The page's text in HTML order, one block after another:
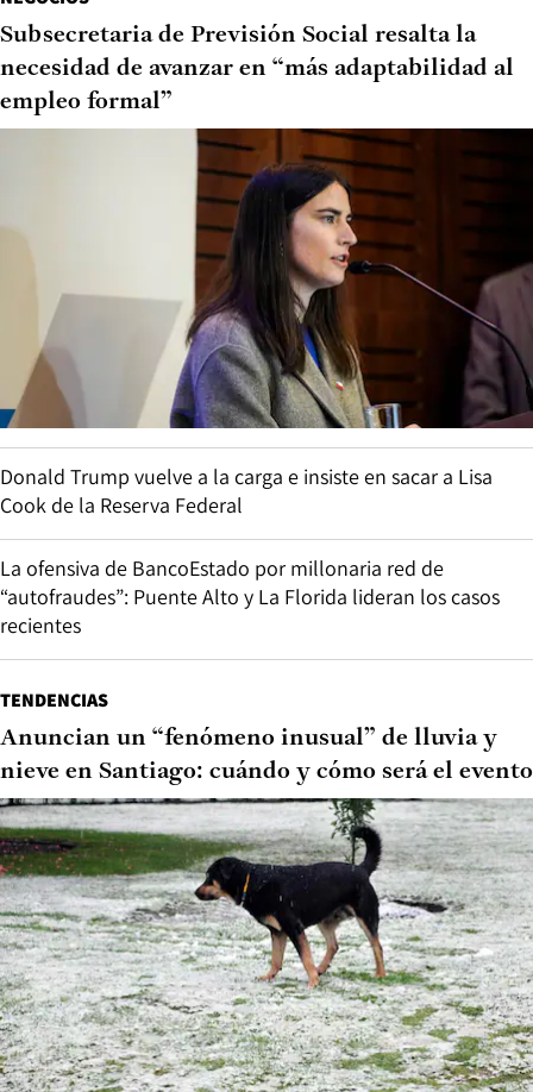
Subsecretaria de Previsión Social resalta la
necesidad de avanzar en “más adaptabilidad al
empleo formal”
Donald Trump vuelve a la carga e insiste en sacar a Lisa
Cook de la Reserva Federal
La ofensiva de BancoEstado por millonaria red de
“autofraudes”: Puente Alto y La Florida lideran los casos
recientes
TENDENCIAS
Anuncian un “fenómeno inusual” de lluvia y
nieve en Santiago: cuándo y cómo será el evento